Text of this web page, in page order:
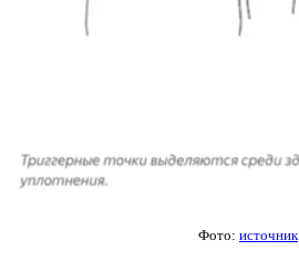
Фото: источник